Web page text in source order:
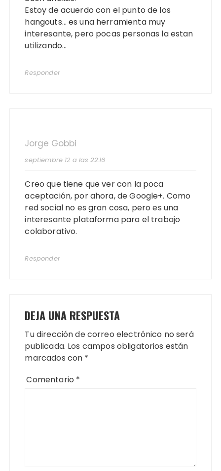
Estoy de acuerdo con el punto de los
hangouts… es una herramienta muy
interesante, pero pocas personas la estan
utilizando…
Responder
Jorge Gobbi
septiembre 12 a las 22:16
Creo que tiene que ver con la poca
aceptación, por ahora, de Google+. Como
red social no es gran cosa, pero es una
interesante plataforma para el trabajo
colaborativo.
Responder
DEJA UNA RESPUESTA
Tu dirección de correo electrónico no será
publicada. Los campos obligatorios están
marcados con *
Comentario *